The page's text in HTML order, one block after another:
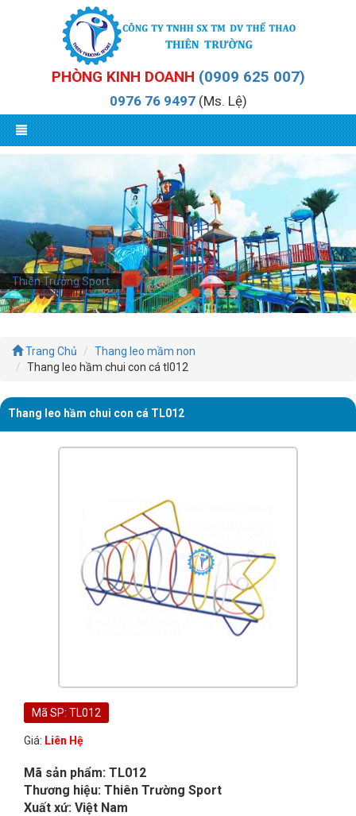
PHÒNG KINH DOANH (0909 625 007)
0976 76 9497(Ms. Lệ)
Thiên Trường Sport
Trang Chủ
Thang leo mầm non
Thang leo hầm chui con cá tl012
Thang leo hầm chui con cá TL012
Mã SP: TL012
Giá: Liên Hệ
Mã sản phẩm: TL012
Thương hiệu: Thiên Trường Sport
Xuất xứ: Việt Nam